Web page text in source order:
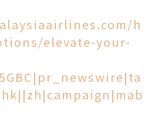
h
elevate-your-